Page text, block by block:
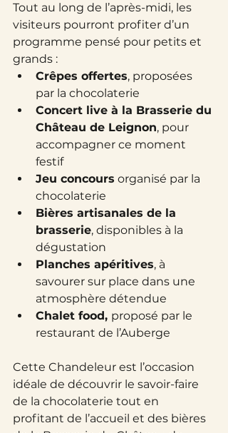
Tout au long de l’après-midi, les
visiteurs pourront profiter d’un
programme pensé pour petits et
grands :
Crêpes offertes, proposées
par la chocolaterie
Concert live à la Brasserie du
Château de Leignon, pour
accompagner ce moment
festif
Jeu concours organisé par la
chocolaterie
Bières artisanales de la
brasserie, disponibles à la
dégustation
Planches apéritives, à
savourer sur place dans une
atmosphère détendue
Chalet food, proposé par le
restaurant de l’Auberge
Cette Chandeleur est l’occasion
idéale de découvrir le savoir-faire
de la chocolaterie tout en
profitant de l’accueil et des bières